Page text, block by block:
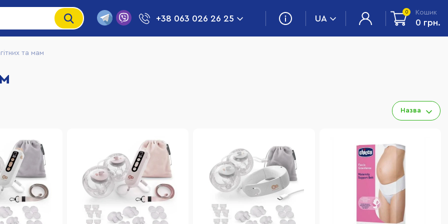
+38 063 026 26 25 UA
0 Кошик
0 грн.
та мам
Назва